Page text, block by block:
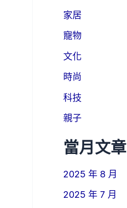
家居
寵物
文化
時尚
科技
親子
當月文章
2025 年 8 月
2025 年 7 月